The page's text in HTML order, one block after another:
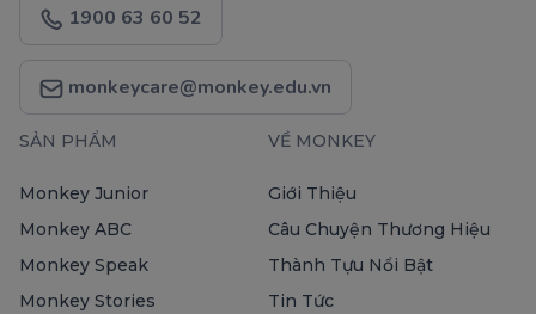
1900 63 60 52
monkeycare@monkey.edu.vn
SẢN PHẨM
Monkey Junior
Monkey ABC
Monkey Speak
Monkey Stories
VỀ MONKEY
Giới Thiệu
Câu Chuyện Thương Hiệu
Thành Tựu Nổi Bật
Tin Tức